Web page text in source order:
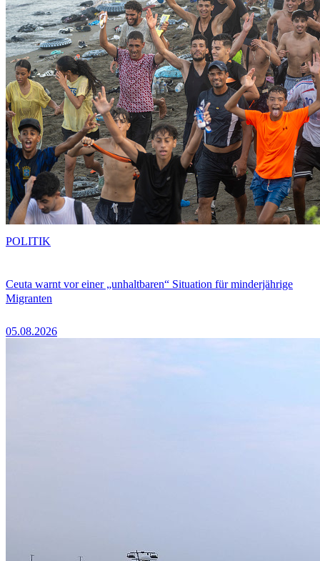
Ceuta warnt vor einer „unhaltbaren“ Situation für minderjährige
Migranten
05.08.2026
POLITIK